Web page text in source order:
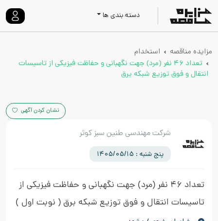
دسته بندی ها
مزایده مناقصه
استخدام
تعداد ۴۶ نفر (مرد) جهت نگهبانی و حفاظت فیزیکی از تاسیسات
انتقال و فوق توزیع شبکه برق
نشان کردن آگهی
شرکت مهندسی طنین سبز کوثر
پنج شنبه : 1405/05/15
تعداد ۴۶ نفر (مرد) جهت نگهبانی و حفاظت فیزیکی از
تاسیسات انتقال و فوق توزیع شبکه برق( نوبت اول )